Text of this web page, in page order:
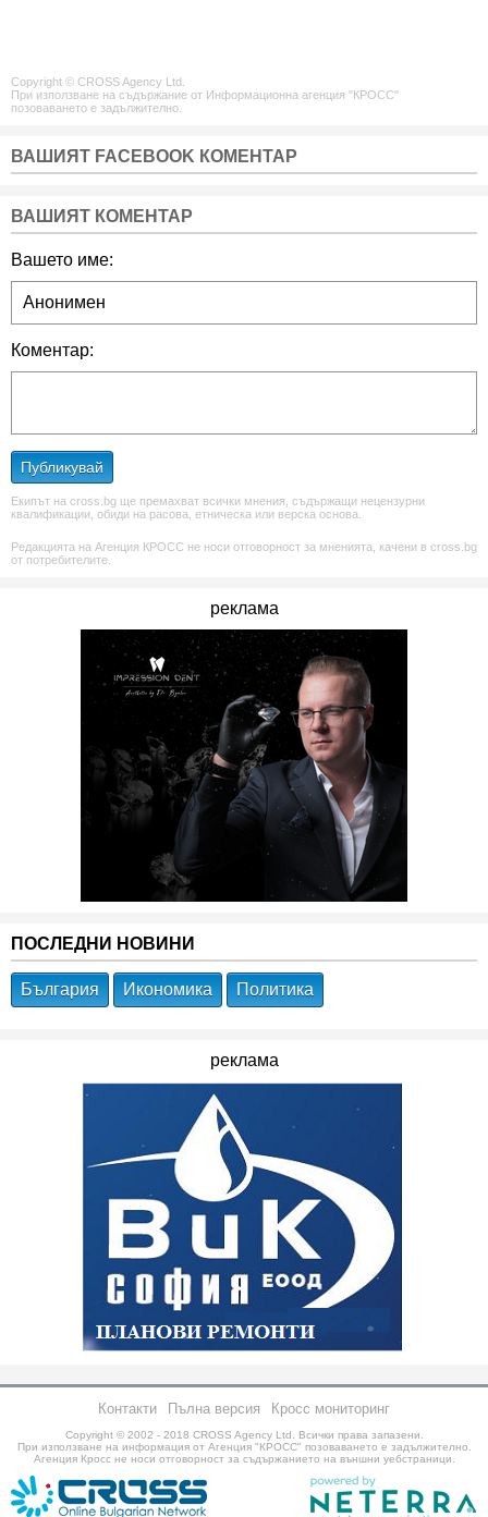
Copyright © CROSS Agency Ltd.
При използване на съдържание от Информационна агенция "КРОСС"
позоваването е задължително.
ВАШИЯТ FACEBOOK КОМЕНТАР
ВАШИЯТ КОМЕНТАР
Вашето име:
Коментар:
Публикувай
Екипът на cross.bg ще премахват всички мнения, съдържащи нецензурни
квалификации, обиди на расова, етническа или верска основа.
Редакцията на Агенция КРОСС не носи отговорност за мненията, качени в cross.bg
от потребителите.
реклама
ПОСЛЕДНИ НОВИНИ
България Икономика Политика
реклама
Контакти Пълна версия Кросс мониторинг
Copyright © 2002 - 2018 CROSS Agency Ltd.
Всички права запазени.
При използване на информация от Агенция "КРОСС" позоваването е задължително.
Агенция Кросс не носи отговорност за съдържанието на външни уебстраници.